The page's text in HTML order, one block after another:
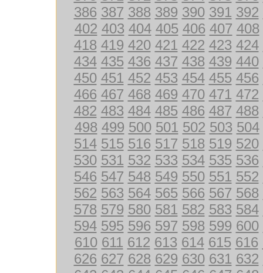
386 387 388 389 390 391 392
402 403 404 405 406 407 408
418 419 420 421 422 423 424
434 435 436 437 438 439 440
450 451 452 453 454 455 456
466 467 468 469 470 471 472
482 483 484 485 486 487 488
498 499 500 501 502 503 504
514 515 516 517 518 519 520
530 531 532 533 534 535 536
546 547 548 549 550 551 552
562 563 564 565 566 567 568
578 579 580 581 582 583 584
594 595 596 597 598 599 600
610 611 612 613 614 615 616
626 627 628 629 630 631 632